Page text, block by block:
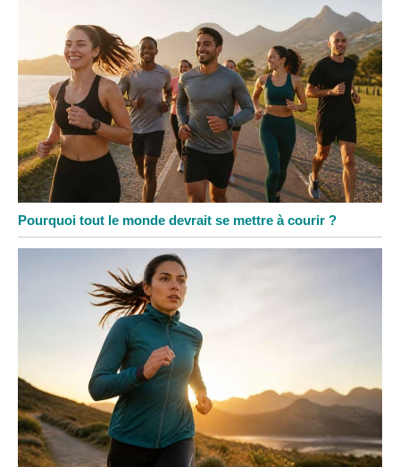
Pourquoi tout le monde devrait se mettre à courir ?